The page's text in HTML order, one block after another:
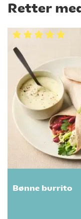
Retter
Bønne burrito